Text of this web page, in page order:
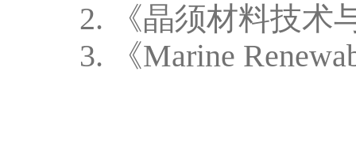
2.
《晶须材料技术
3.
《Marine